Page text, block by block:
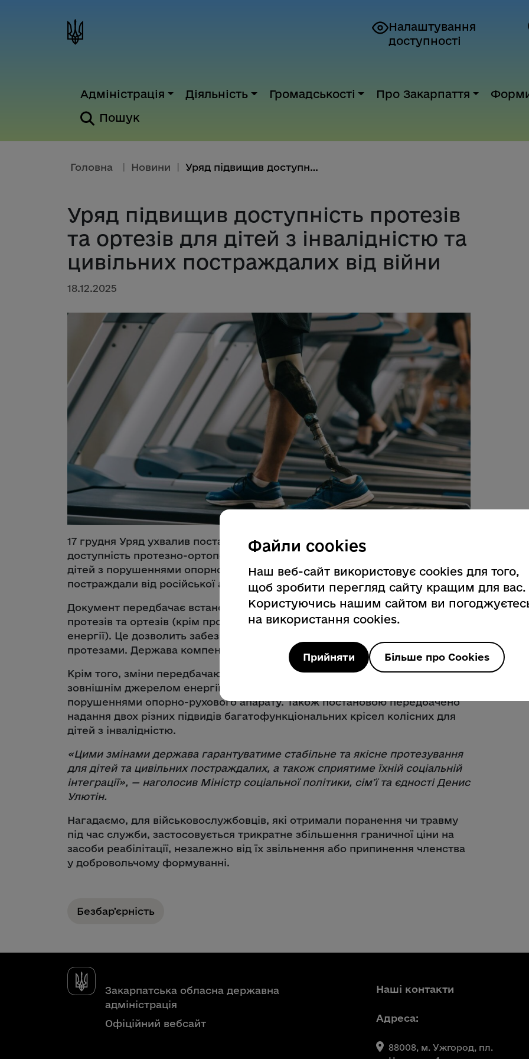
Налаштування
доступності
Адміністрація Діяльність Громадськості Про Закарпаття
Пошук
Головна Новини Уряд підвищив доступність прот...
Уряд підвищив доступність протезів
та ортезів для дітей з інвалідністю та
цивільних постраждалих від війни
18.12.2025
17 грудня Уряд ухвалив постанову Мінсоцполітики, яка підвищує
доступність протезно-ортопедичних виробів для дітей з інвалідністю,
дітей з порушеннями опорно-рухового апарату та цивільних осіб, які
постраждали від російської агресії.
Документ передбачає встановлення двократної граничної вартості для
протезів та ортезів (крім протезів верхніх кінцівок із зовнішнім джерелом
енергії). Це дозволить забезпечувати осіб сучасними та функціональними
протезами. Держава компенсуватиме кошти за їх придбання.
Крім того, зміни передбачають доступ до протезів верхніх кінцівок із
зовнішнім джерелом енергії для дітей з інвалідністю та дітей з
порушеннями опорно-рухового апарату. Також постановою передбачено
надання двох різних підвидів багатофункціональних крісел колісних для
дітей з інвалідністю.
«Цими змінами держава гарантуватиме стабільне та якісне протезування
для дітей та цивільних постраждалих, а також сприятиме їхній соціальній
інтеграції», — наголосив Міністр соціальної політики, сімʼї та єдності Денис
Улютін.
Нагадаємо, для військовослужбовців, які отримали поранення чи травму
під час служби, застосовується трикратне збільшення граничної ціни на
засоби реабілітації, незалежно від їх звільнення або припинення членства
у добровольчому формуванні.
Безбарʼєрність
Закарпатська обласна державна
адміністрація
Офіційний вебсайт
Наші контакти
Адреса:
88008, м. Ужгород, пл.
Файли cookies
Наш веб-сайт використовує cookies для того,
щоб зробити перегляд сайту кращим для вас.
Користуючись нашим сайтом ви
на використання cookies.
Прийняти Більше про Cookies